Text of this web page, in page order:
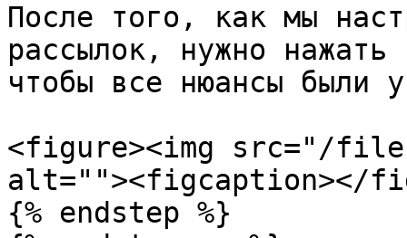
После того, как мы
рассылок, нужно нажать
чтобы все нюансы были
<figure><img src="/files/
alt=""><figcaption></
{% endstep %}